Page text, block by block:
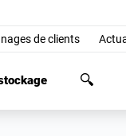
de clients